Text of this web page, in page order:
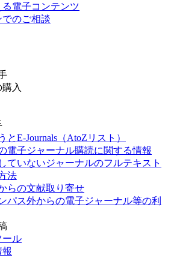
る電子コンテンツ
のご相談
入
とE-Journals（AtoZリスト）
電子ジャーナル購読に関する情報
ていないジャーナルのフルテキスト
法
らの文献取り寄せ
パス外からの電子ジャーナル等の利
ール